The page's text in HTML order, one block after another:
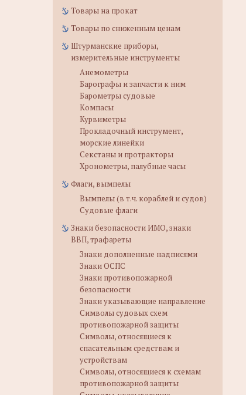
Товары на прокат
Товары по сниженным ценам
Штурманские приборы,
измерительные инструменты
Анемометры
Барографы и запчасти к ним
Барометры судовые
Компасы
Курвиметры
Прокладочный инструмент,
морские линейки
Секстаны и протракторы
Хронометры, палубные часы
Флаги, вымпелы
Вымпелы (в т.ч. кораблей и судов)
Судовые флаги
Знаки безопасности ИМО, знаки
ВВП, трафареты
Знаки дополненные надписями
Знаки ОСПС
Знаки противопожарной
безопасности
Знаки указывающие направление
Символы судовых схем
противопожарной защиты
Символы, относящиеся к
спасательным средствам и
устройствам
Символы, относящиеся к схемам
противопожарной защиты